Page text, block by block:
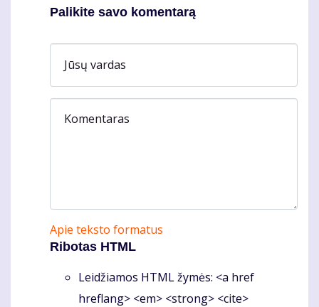
Palikite savo komentarą
Jūsų vardas
Komentaras
Apie teksto formatus
Ribotas HTML
Leidžiamos HTML žymės: <a href
hreflang> <em> <strong> <cite>